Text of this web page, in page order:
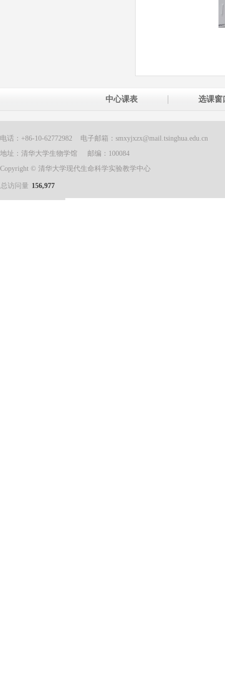
中心课表 选课窗
电话：+86-10-62772982 电子邮箱：smxyjxzx@mail.tsinghua.edu.cn
地址：清华大学生物学馆 邮编：100084
Copyright © 清华大学现代生命科学实验教学中心
156,977
总访问量